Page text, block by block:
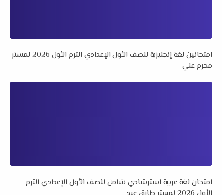
امتحانين لغة إنجليزية للصف الأول الإعدادي الترم الأول 2026 لمستر
محرم علي
امتحان لغة عربية استرشادي شامل للصف الأول الإعدادي الترم